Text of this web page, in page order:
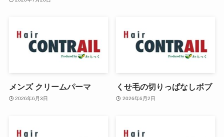
メンズ クリームパーマ
2026年6月3日
くせ毛の切りっぱなしボブ
2026年6月2日